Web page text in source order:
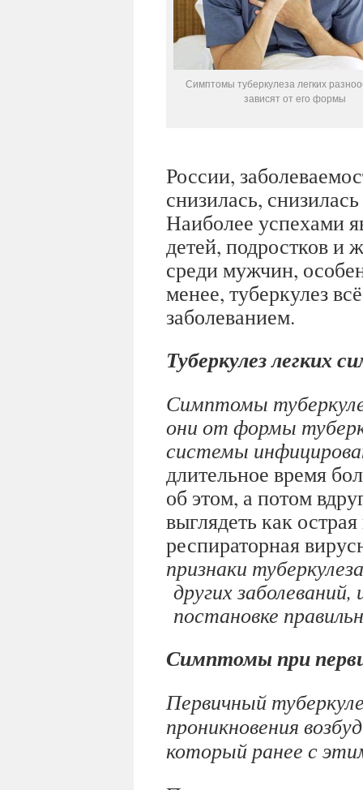
Симптомы туберкулеза легких
зависят от его формы
России,
снизилась,
Наиболее успехами
детей, подростков
среди мужчин,
менее, туберкулез
заболеванием.
Туберкулез легких
Симптомы
они от формы
системы
длительное время
об этом, а потом
выглядеть как
респираторная
признаки
других
постановке
Симптомы при
Первичный
проникновения
который ранее с